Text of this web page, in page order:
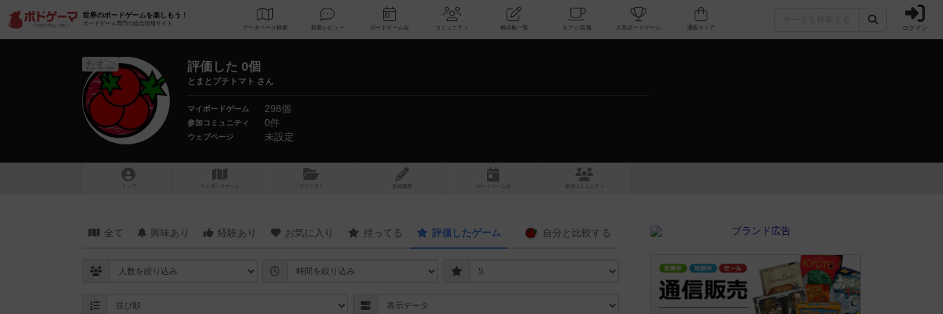
世界のボードゲームを楽しもう！
ボードゲーム専門の総合情報サイト
データベース 検索 新着レビュー ボードゲーム会 コミュニティ 掲示板一覧 カフェ/店舗 人気ボードゲーム ログイン
たまご 評価した 0個
とまとプチトマト さん
マイボードゲーム 298個
参加コミュニティ 0件
ウェブページ 未設定
トップ マイボードゲーム マイリスト 投稿履歴 ボ ドゲ ーム コミュニティ
全て 興味あり 経験あり お気に入り 持ってる 評価したゲーム 自分と 比較する